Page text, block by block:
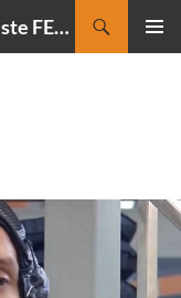
CIELMANIA : le blog de Jean-Baptiste FELDMANN, photographe du ciel